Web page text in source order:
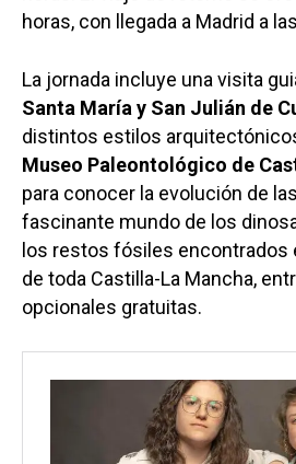
horas, con llegada a Madrid a
La jornada incluye una visita
Santa María y San Julián de
distintos estilos
Museo Paleontológico de
para conocer la evolución de
fascinante mundo de los
los restos fósiles encontrados
de toda Castilla-La Mancha,
opcionales gratuitas.